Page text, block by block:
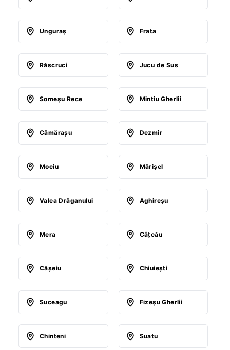
Unguraş Frata
Răscruci Jucu de Sus
Someşu Rece Mintiu Gherlii
Cămăraşu Dezmir
Mociu Mărişel
Valea Drăganului Aghireşu
Mera Câţcău
Căşeiu Chiuieşti
Suceagu Fizeşu Gherlii
Chinteni Suatu